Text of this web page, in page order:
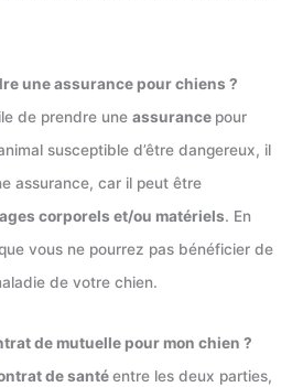
une assurance pour chiens ?
de prendre une assurance pour
susceptible d’être dangereux, il
assurance, car il peut être
corporels et/ou matériels. En
vous ne pourrez pas bénéficier de
de votre chien.
de mutuelle pour mon chien ?
de santéentre les deux parties,